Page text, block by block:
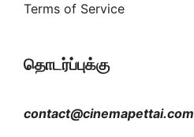
Terms of Service
தொடர்ப்புக்கு
contact@cinemapettai.com